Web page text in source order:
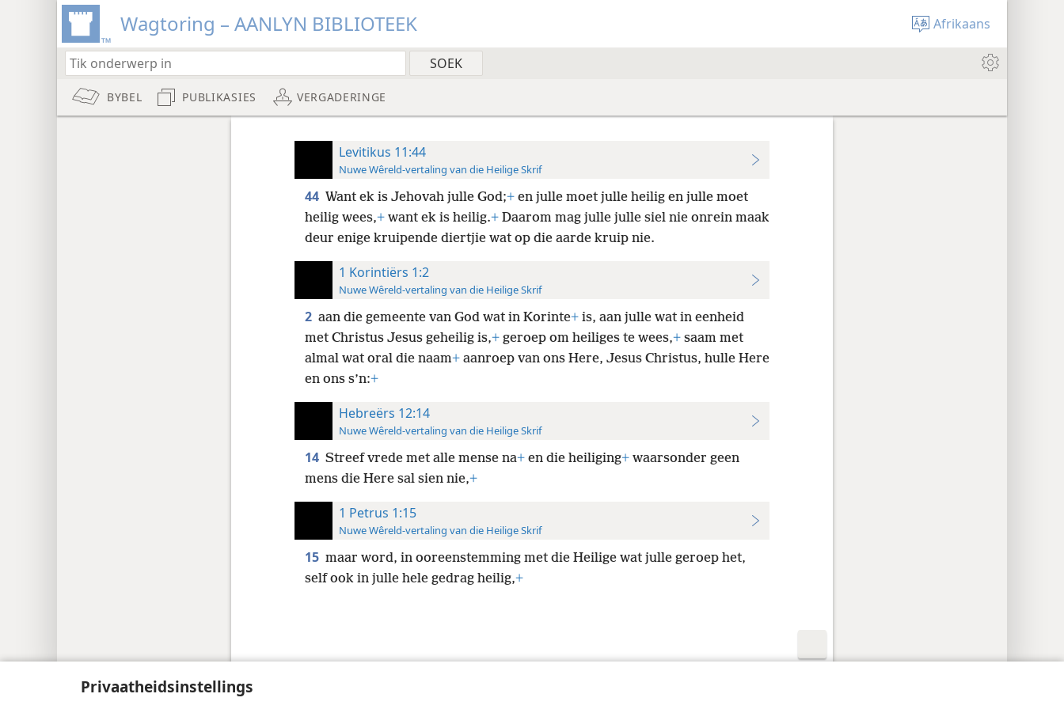
Privaatheidsinstellings
Wagtoring – AANLYN BIBLIOTEEK Afrikaans
BYBEL PUBLIKASIES VERGADERINGE
Levitikus 11:44
Nuwe Wêreld-vertaling van die Heilige Skrif
44 Want ek is Jehovah julle God;+en julle moet julle heilig en julle moet
heilig wees,+want ek is heilig.+Daarom mag julle julle siel nie onrein maak
deur enige kruipende diertjie wat op die aarde kruip nie.
1 Korintiërs 1:2
Nuwe Wêreld-vertaling van die Heilige Skrif
2 aan die gemeente van God wat in Korinte+is, aan julle wat in eenheid
met Christus Jesus geheilig is,+geroep om heiliges te wees,+saam met
almal wat oral die naam+aanroep van ons Here, Jesus Christus, hulle Here
en ons s’n:+
Hebreërs 12:14
Nuwe Wêreld-vertaling van die Heilige Skrif
14 Streef vrede met alle mense na+en die heiliging+waarsonder geen
mens die Here sal sien nie,+
1 Petrus 1:15
Nuwe Wêreld-vertaling van die Heilige Skrif
15 maar word, in ooreenstemming met die Heilige wat julle geroep het,
self ook in julle hele gedrag heilig,+